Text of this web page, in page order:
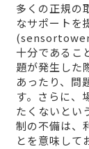
多くの正規の
なサポートを
十分であるこ
題が発生した
あったり、問
す。さらに、
たくないとい
制の不備は、
とを意味して